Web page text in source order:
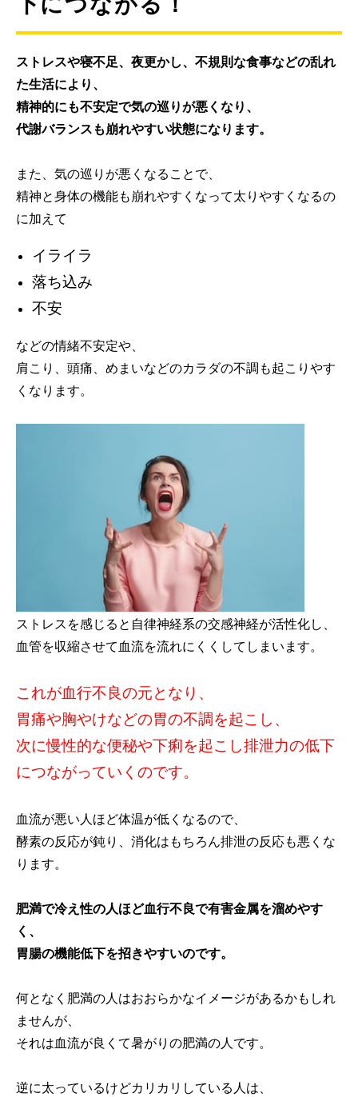
ストレスや寝不足、夜更かし、不規則な食事などの乱れ
た生活により、
精神的にも不安定で気の巡りが悪くなり、
代謝バランスも崩れやすい状態になります。
また、気の巡りが悪くなることで、
精神と身体の機能も崩れやすくなって太りやすくなるの
に加えて
イライラ
落ち込み
不安
などの情緒不安定や、
肩こり、頭痛、めまいなどのカラダの不調も起こりやす
くなります。
ストレスを感じると自律神経系の交感神経が活性化し、
血管を収縮させて血流を流れにくくしてしまいます。
これが血行不良の元となり、
胃痛や胸やけなどの胃の不調を起こし、
次に慢性的な便秘や下痢を起こし排泄力の低下
につながっていくのです。
血流が悪い人ほど体温が低くなるので、
酵素の反応が鈍り、消化はもちろん排泄の反応も悪くな
ります。
肥満で冷え性の人ほど血行不良で有害金属を溜めやす
く、
胃腸の機能低下を招きやすいのです。
何となく肥満の人はおおらかなイメージがあるかもしれ
ませんが、
それは血流が良くて暑がりの肥満の人です。
逆に太っているけどカリカリしている人は、